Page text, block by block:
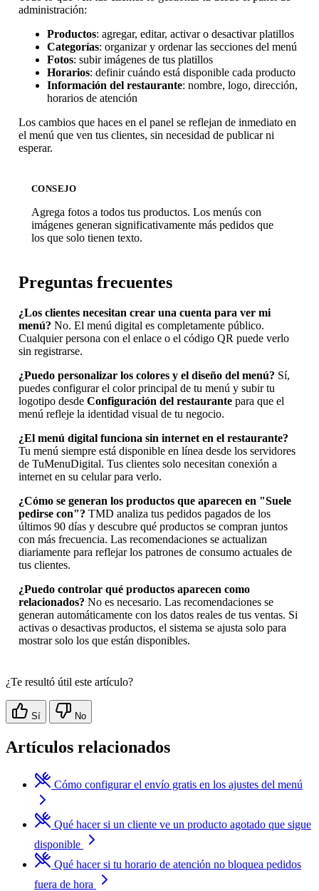
administración:
Productos: agregar, editar, activar o desactivar platillos
Categorías: organizar y ordenar las secciones del menú
Fotos: subir imágenes de tus platillos
Horarios: definir cuándo está disponible cada producto
Información del restaurante: nombre, logo, dirección,
horarios de atención
Los cambios que haces en el panel se reflejan de inmediato en
el menú que ven tus clientes, sin necesidad de publicar ni
esperar.
CONSEJO
Agrega fotos a todos tus productos. Los menús con
imágenes generan significativamente más pedidos que
los que solo tienen texto.
Preguntas frecuentes
¿Los clientes necesitan crear una cuenta para ver mi
menú? No. El menú digital es completamente público.
Cualquier persona con el enlace o el código QR puede verlo
sin registrarse.
¿Puedo personalizar los colores y el diseño del menú? Sí,
puedes configurar el color principal de tu menú y subir tu
logotipo desde Configuración del restaurante para que el
menú refleje la identidad visual de tu negocio.
¿El menú digital funciona sin internet en el restaurante?
Tu menú siempre está disponible en línea desde los servidores
de TuMenuDigital. Tus clientes solo necesitan conexión a
internet en su celular para verlo.
¿Cómo se generan los productos que aparecen en "Suele
pedirse con"? TMD analiza tus pedidos pagados de los
últimos 90 días y descubre qué productos se compran juntos
con más frecuencia. Las recomendaciones se actualizan
diariamente para reflejar los patrones de consumo actuales de
tus clientes.
¿Puedo controlar qué productos aparecen como
relacionados? No es necesario. Las recomendaciones se
generan automáticamente con los datos reales de tus ventas. Si
activas o desactivas productos, el sistema se ajusta solo para
mostrar solo los que están disponibles.
¿Te resultó útil este artículo?
Sí No
Artículos relacionados
Cómo configurar el envío gratis en los ajustes del menú
Qué hacer si un cliente ve un producto agotado que sigue
disponible
Qué hacer si tu horario de atención no bloquea pedidos
fuera de hora